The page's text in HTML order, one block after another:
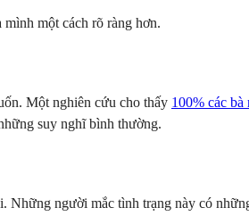
một cách rõ ràng hơn.
Một nghiên cứu cho thấy 100% các bà
suy nghĩ bình thường.
Những người mắc tình trạng này có